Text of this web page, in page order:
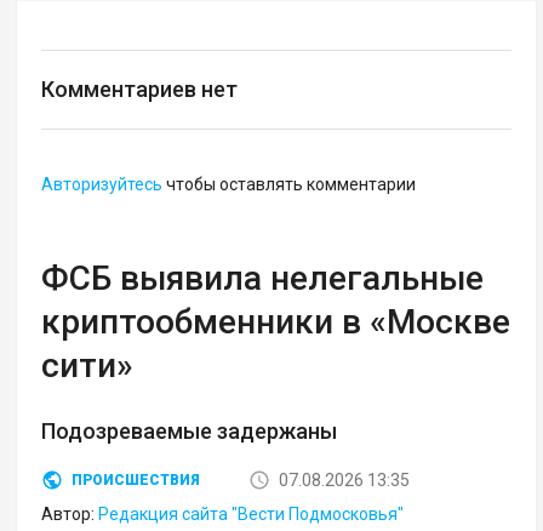
Комментариев нет
Авторизуйтесь чтобы оставлять комментарии
ФСБ выявила нелегальные
криптообменники в «Москве
сити»
Подозреваемые задержаны
ПРОИСШЕСТВИЯ
07.08.2026 13:35
Автор: Редакция сайта "Вести Подмосковья"